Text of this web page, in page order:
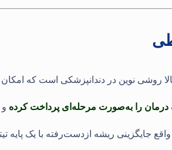
روشی نوین در دندانپزشکی است که امکان
درمان را به‌صورت مرحله‌ای پرداخت کرده
واقع جایگزینی ریشه از‌دست‌رفته با یک